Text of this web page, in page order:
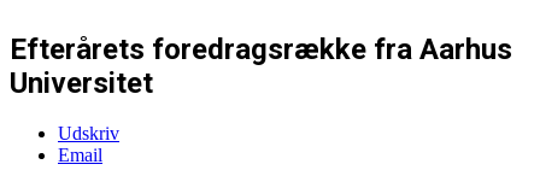
Efterårets foredragsrække fra Aarhus
Universitet
Udskriv
Email